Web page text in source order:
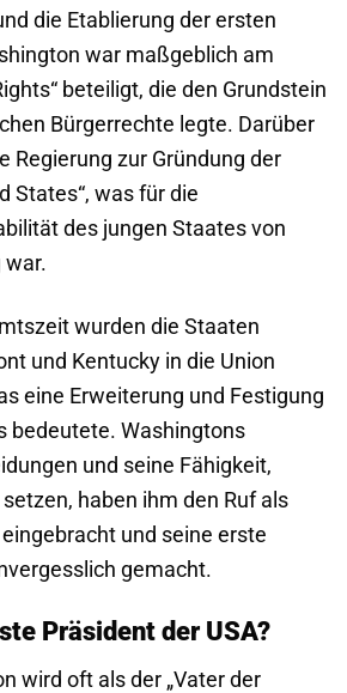
die Etablierung der ersten
war maßgeblich am
beteiligt, die den Grundstein
Bürgerrechte legte. Darüber
Regierung zur Gründung der
States“, was für die
des jungen Staates von
war.
wurden die Staaten
und Kentucky in die Union
eine Erweiterung und Festigung
bedeutete. Washingtons
und seine Fähigkeit,
haben ihm den Ruf als
eingebracht und seine erste
gemacht.
Präsident der USA?
wird oft als der „Vater der